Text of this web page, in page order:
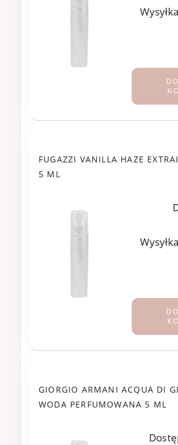
FUGAZZI VANILLA HAZE
5 ML
GIORGIO ARMANI ACQUA DI
WODA PERFUMOWANA 5 ML